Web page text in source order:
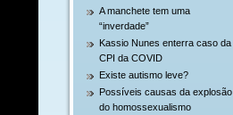
A manchete tem uma
“inverdade”
Kassio Nunes enterra caso da
CPI da COVID
Existe autismo leve?
Possíveis causas da explosão
do homossexualismo